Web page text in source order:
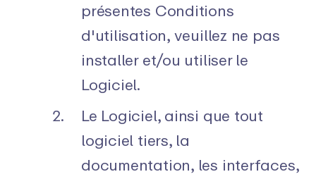
présentes Conditions
d'utilisation, veuillez ne pas
installer et/ou utiliser le
Logiciel.
Le Logiciel, ainsi que tout
logiciel tiers, la
documentation, les interfaces,